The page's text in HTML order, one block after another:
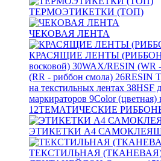
ТЕРМОЭТИКЕТКИ (ТОП)
ЧЕКОВАЯ ЛЕНТА
КРАСЯЩИЕ ЛЕНТЫ
восковой) 30WAX/RESIN (WR
(RR - риббон смола) 26RESIN
на текстильных лентах 38HSF
маркираторов 9Color (цветная)
12ТЕМАТИЧЕСКИЕ
ЭТИКЕТКИ А4
ТЕКСТИЛЬНАЯ